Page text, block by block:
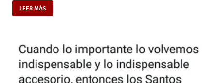
LEER MÁS